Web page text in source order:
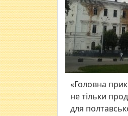
«Головна
не тільки
для